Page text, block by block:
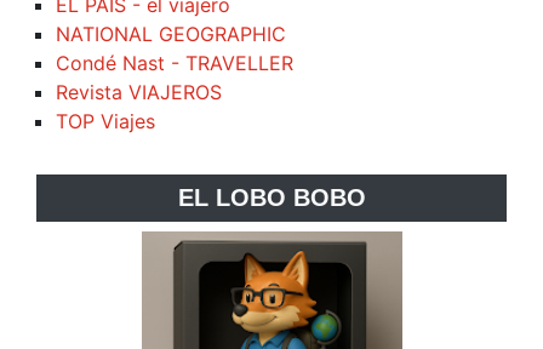
EL PAÍS - el viajero
NATIONAL GEOGRAPHIC
Condé Nast - TRAVELLER
Revista VIAJEROS
TOP Viajes
EL LOBO BOBO